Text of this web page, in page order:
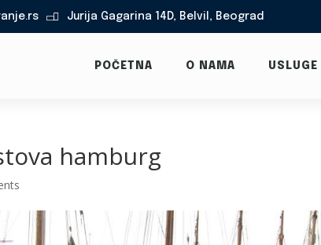
 Jurija Gagarina 14D, Belvil, Beograd
POČETNA O NAMA USLUGE
hamburg